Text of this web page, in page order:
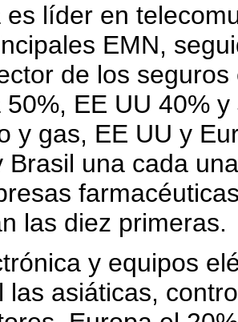
es líder en
EMN,
de los
50%, EE UU 40%
y gas, EE UU y
Brasil una cada
las diez primeras.
y equipos
las asiáticas,